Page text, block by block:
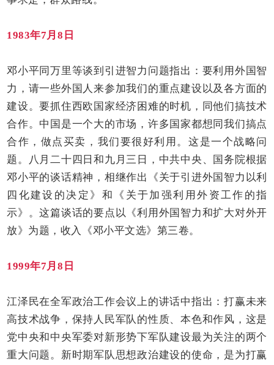
1983年7月8日
邓小平同万里等谈到引进智力问题指出：要利用外国智
力，请一些外国人来参加我们的重点建设以及各方面的
建设。要抓住西欧国家经济困难的时机，同他们搞技术
合作。中国是一个大的市场，许多国家都想同我们搞点
合作，做点买卖，我们要很好利用。这是一个战略问
题。八月二十四日和九月三日，中共中央、国务院根据
邓小平的谈话精神，相继作出《关于引进外国智力以利
四化建设的决定》和《关于加强利用外资工作的指
示》。这篇谈话的要点以《利用外国智力和扩大对外开
放》为题，收入《邓小平文选》第三卷。
1999年7月8日
江泽民在全军政治工作会议上的讲话中指出：打赢未来
高技术战争，保持人民军队的性质、本色和作风，这是
党中央和中央军委对新形势下军队建设最为关注的两个
重大问题。新时期军队思想政治建设的使命，是为打赢